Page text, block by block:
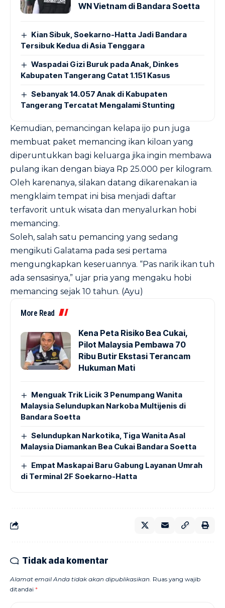
WN Vietnam di Bandara Soetta
Kian Sibuk, Soekarno-Hatta Jadi Bandara
Tersibuk Kedua di Asia Tenggara
Waspadai Gizi Buruk pada Anak, Dinkes
Kabupaten Tangerang Catat 1.151 Kasus
Sebanyak 14.057 Anak di Kabupaten
Tangerang Tercatat Mengalami Stunting
Kemudian, pemancingan kelapa ijo pun juga
membuat paket memancing ikan kiloan yang
diperuntukkan bagi keluarga jika ingin membawa
pulang ikan dengan biaya Rp 25.000 per kilogram.
Oleh karenanya, silakan datang dikarenakan ia
mengklaim tempat ini bisa menjadi daftar
terfavorit untuk wisata dan menyalurkan hobi
memancing.
Soleh, salah satu pemancing yang sedang
mengikuti Galatama pada sesi pertama
mengungkapkan keseruannya. “Pas narik ikan tuh
ada sensasinya,” ujar pria yang mengaku hobi
memancing sejak 10 tahun. (Ayu)
More Read
Kena Peta Risiko Bea Cukai,
Pilot Malaysia Pembawa 70
Ribu Butir Ekstasi Terancam
Hukuman Mati
Menguak Trik Licik 3 Penumpang Wanita
Malaysia Selundupkan Narkoba Multijenis di
Bandara Soetta
Selundupkan Narkotika, Tiga Wanita Asal
Malaysia Diamankan Bea Cukai Bandara Soetta
Empat Maskapai Baru Gabung Layanan Umrah
di Terminal 2F Soekarno-Hatta
Tidak ada komentar
Alamat email Anda tidak akan dipublikasikan. Ruas yang wajib
ditandai *